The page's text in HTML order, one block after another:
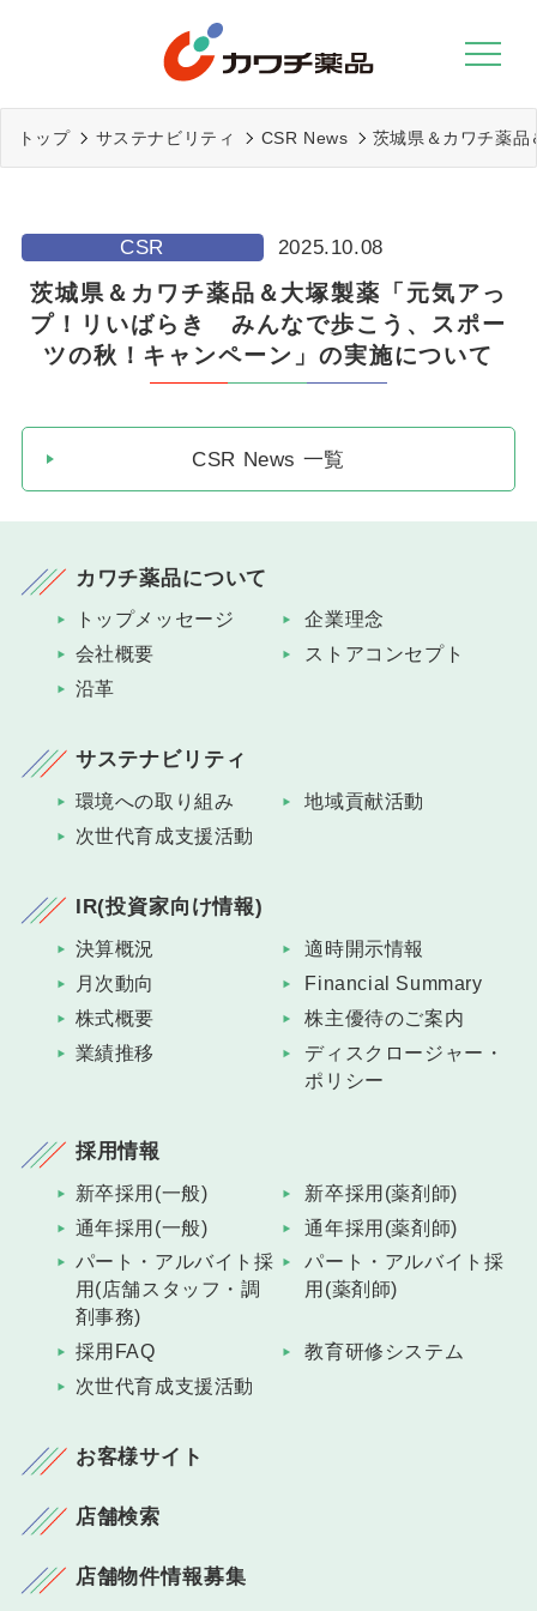
トップ サステナビリティ CSR News 茨城県＆カワチ薬
CSR 2025.10.08
茨城県＆カワチ薬品＆大塚製薬「元気アっ
プ！リいばらき みんなで歩こう、スポー
ツの秋！キャンペーン」の実施について
CSR News 一覧
カワチ薬品について
トップメッセージ
企業理念
会社概要
ストアコンセプト
沿革
サステナビリティ
環境への取り組み
地域貢献活動
次世代育成支援活動
IR(投資家向け情報)
決算概況
適時開示情報
月次動向
Financial Summary
株式概要
株主優待のご案内
業績推移
ディスクロージャー・
ポリシー
採用情報
新卒採用(一般)
新卒採用(薬剤師)
通年採用(一般)
通年採用(薬剤師)
パート・アルバイト採
用(店舗スタッフ・調
剤事務)
パート・アルバイト採
用(薬剤師)
採用FAQ
教育研修システム
次世代育成支援活動
お客様サイト
店舗検索
店舗物件情報募集